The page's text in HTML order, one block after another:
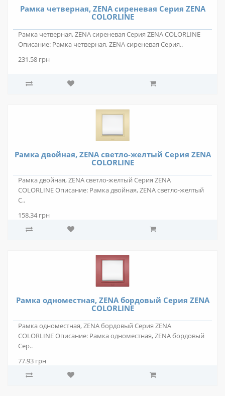
Рамка четверная, ZENA сиреневая Серия ZENA
COLORLINE
Рамка четверная, ZENA сиреневая Серия ZENA COLORLINE
Описание: Рамка четверная, ZENA сиреневая Серия..
231.58 грн
Рамка двойная, ZENA светло-желтый Серия ZENA
COLORLINE
Рамка двойная, ZENA светло-желтый Серия ZENA
COLORLINE Описание: Рамка двойная, ZENA светло-желтый
С..
158.34 грн
Рамка одноместная, ZENA бордовый Серия ZENA
COLORLINE
Рамка одноместная, ZENA бордовый Серия ZENA
COLORLINE Описание: Рамка одноместная, ZENA бордовый
Сер..
77.93 грн